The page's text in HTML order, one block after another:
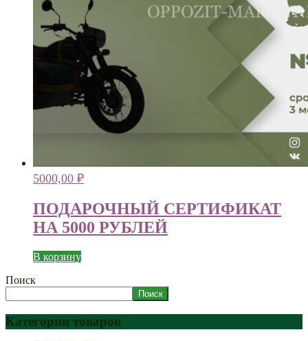
5000,00 ₽
ПОДАРОЧНЫЙ СЕРТИФИКАТ
НА 5000 РУБЛЕЙ
В корзину
Поиск
Поиск
Категории товаров